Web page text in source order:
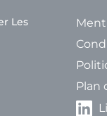
Les
Plan